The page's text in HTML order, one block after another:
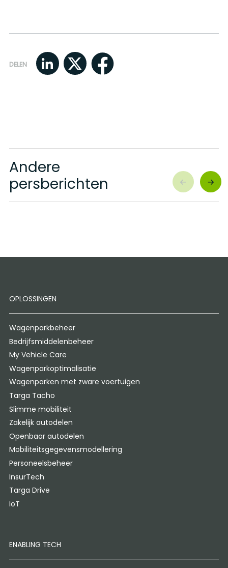
DELEN
Andere
persberichten
OPLOSSINGEN
Wagenparkbeheer
Bedrijfsmiddelenbeheer
My Vehicle Care
Wagenparkoptimalisatie
Wagenparken met zware voertuigen
Targa Tacho
Slimme mobiliteit
Zakelijk autodelen
Openbaar autodelen
Mobiliteitsgegevensmodellering
Personeelsbeheer
InsurTech
Targa Drive
IoT
ENABLING TECH